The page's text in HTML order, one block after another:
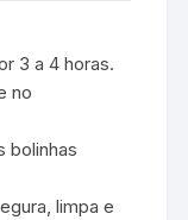
3 a 4 horas.
no
bolinhas
limpa e